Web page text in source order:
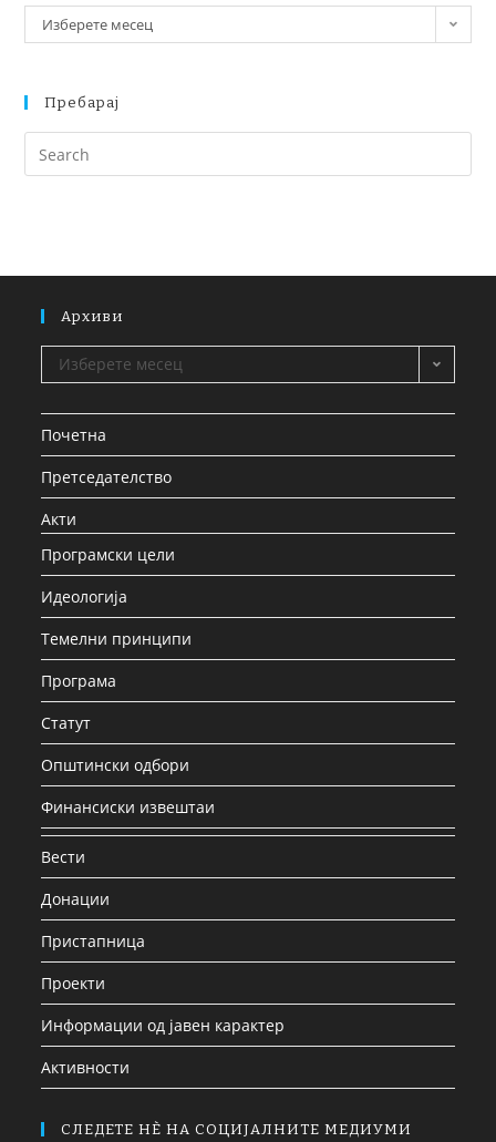
Изберете месец
Пребарај
Архиви
Изберете месец
Почетна
Претседателство
Акти
Програмски цели
Идеологија
Темелни принципи
Програма
Статут
Општински одбори
Финансиски извештаи
Вести
Донации
Пристапница
Проекти
Информации од јавен карактер
Активности
СЛЕДЕТЕ НЀ НА СОЦИЈАЛНИТЕ МЕДИУМИ